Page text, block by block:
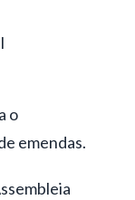
o
emendas.